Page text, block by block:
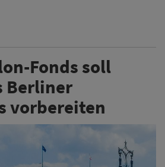
Fonds soll
Berliner
vorbereiten